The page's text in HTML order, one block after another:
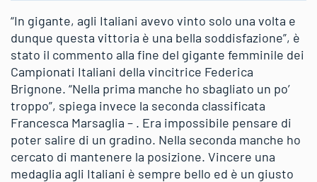
“In gigante, agli Italiani avevo vinto solo una volta e
dunque questa vittoria è una bella soddisfazione”, è
stato il commento alla fine del gigante femminile dei
Campionati Italiani della vincitrice Federica
Brignone. “Nella prima manche ho sbagliato un po’
troppo”, spiega invece la seconda classificata
Francesca Marsaglia – . Era impossibile pensare di
poter salire di un gradino. Nella seconda manche ho
cercato di mantenere la posizione. Vincere una
medaglia agli Italiani è sempre bello ed è un giusto